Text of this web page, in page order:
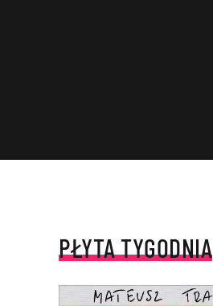
PŁYTA TYGODNIA